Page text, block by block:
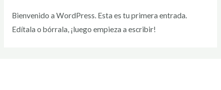
Bienvenido a WordPress. Esta es tu primera entrada.
Edítala o bórrala, ¡luego empieza a escribir!